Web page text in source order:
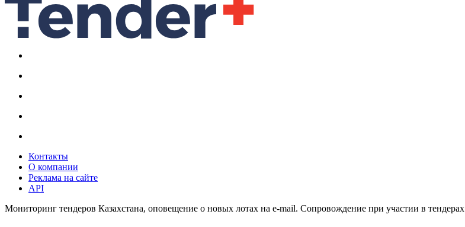
Контакты
О компании
Реклама на сайте
API
Мониторинг тендеров Казахстана, оповещение о новых лотах на e-mail. Сопровождение при участии в тендерах